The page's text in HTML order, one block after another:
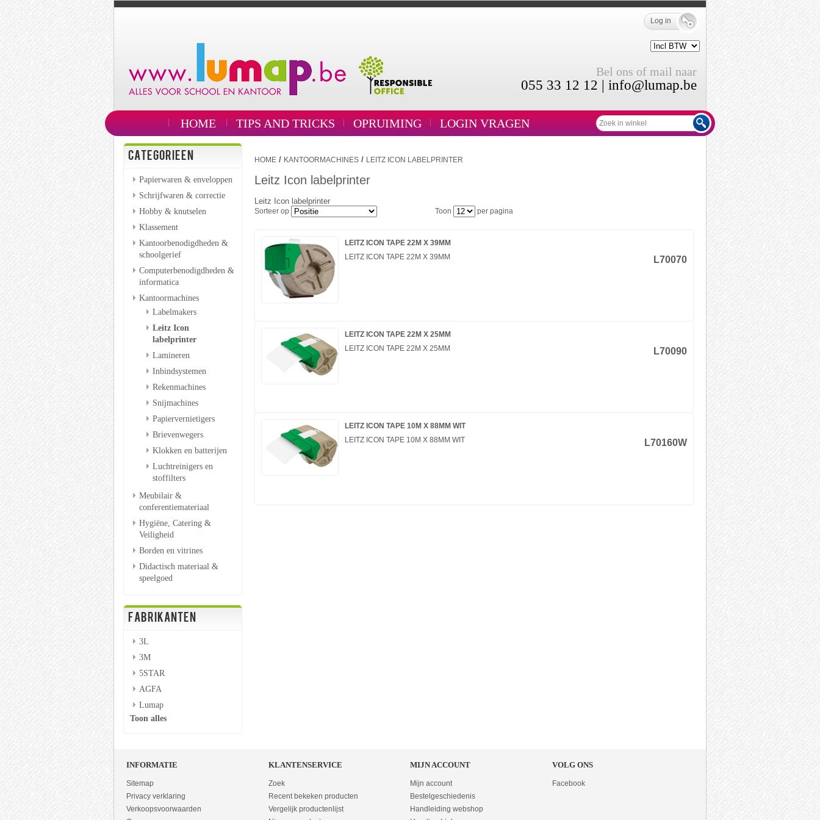
Log in
Bel ons of mail naar
055 33 12 12 | info@lumap.be
HOME TIPS AND TRICKS OPRUIMING LOGIN VRAGEN
CATEGORIEEN
Papierwaren & enveloppen
Schrijfwaren & correctie
Hobby & knutselen
Klassement
Kantoorbenodigdheden &
schoolgerief
Computerbenodigdheden &
informatica
Kantoormachines
Labelmakers
Leitz Icon
labelprinter
Lamineren
Inbindsystemen
Rekenmachines
Snijmachines
Papiervernietigers
Brievenwegers
Klokken en batterijen
Luchtreinigers en
stoffilters
Meubilair &
conferentiemateriaal
Hygiëne, Catering &
Veiligheid
Borden en vitrines
Didactisch materiaal &
speelgoed
FABRIKANTEN
3L
3M
5STAR
AGFA
Lumap
Toon alles
HOME / KANTOORMACHINES / LEITZ ICON LABELPRINTER
Leitz Icon labelprinter
Leitz Icon labelprinter
Sorteer op Toon per pagina
LEITZ ICON TAPE 22M X 39MM
LEITZ ICON TAPE 22M X 39MM
L70070
LEITZ ICON TAPE 22M X 25MM
LEITZ ICON TAPE 22M X 25MM
L70090
LEITZ ICON TAPE 10M X 88MM WIT
LEITZ ICON TAPE 10M X 88MM WIT
L70160W
INFORMATIE
Sitemap
Privacy verklaring
Verkoopsvoorwaarden
KLANTENSERVICE
Zoek
Recent bekeken producten
Vergelijk productenlijst
MIJN ACCOUNT
Mijn account
Bestelgeschiedenis
Handleiding webshop
VOLG ONS
Facebook